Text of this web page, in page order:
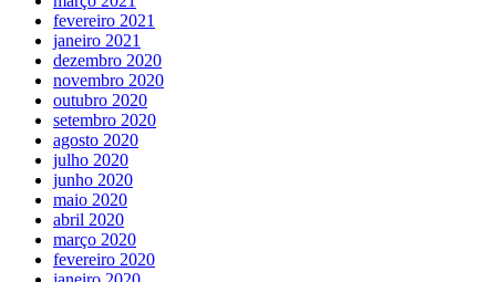
fevereiro 2021
janeiro 2021
dezembro 2020
novembro 2020
outubro 2020
setembro 2020
agosto 2020
julho 2020
junho 2020
maio 2020
abril 2020
março 2020
fevereiro 2020